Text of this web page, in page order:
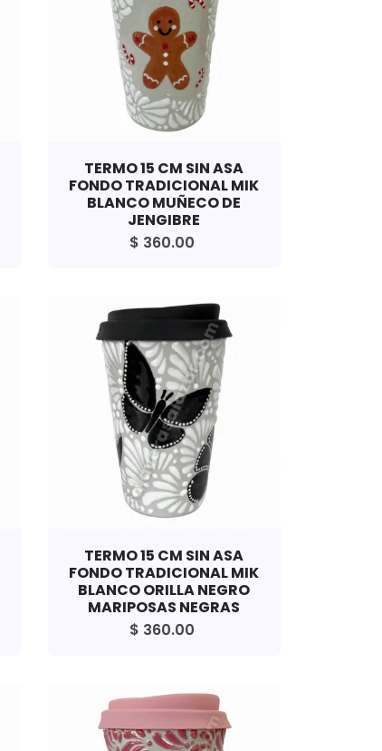
TERMO 15 CM SIN ASA
FONDO TRADICIONAL MIK
BLANCO MUÑECO DE
JENGIBRE
$ 360.00
TERMO 15 CM SIN ASA
FONDO TRADICIONAL MIK
BLANCO ORILLA NEGRO
MARIPOSAS NEGRAS
$ 360.00